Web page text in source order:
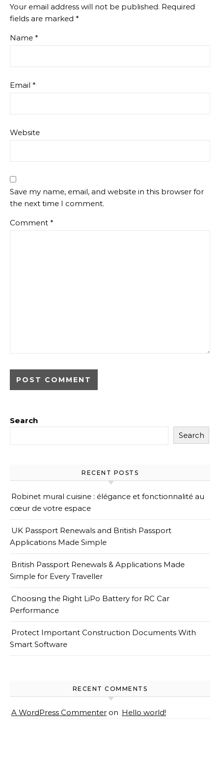
Your email address will not be published. Required
fields are marked *
Name *
Email *
Website
Save my name, email, and website in this browser for
the next time I comment.
Comment *
Search
Search
RECENT POSTS
Robinet mural cuisine : élégance et fonctionnalité au
cœur de votre espace
UK Passport Renewals and British Passport
Applications Made Simple
British Passport Renewals & Applications Made
Simple for Every Traveller
Choosing the Right LiPo Battery for RC Car
Performance
Protect Important Construction Documents With
Smart Software
RECENT COMMENTS
A WordPress Commenter on Hello world!